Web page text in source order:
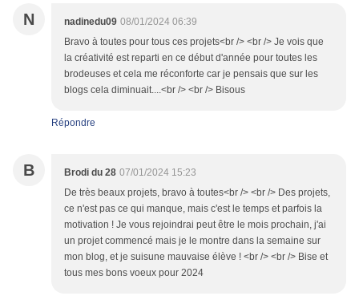
N nadinedu09 08/01/2024 06:39
Bravo à toutes pour tous ces projets<br /> <br /> Je vois que
la créativité est reparti en ce début d'année pour toutes les
brodeuses et cela me réconforte car je pensais que sur les
blogs cela diminuait....<br /> <br /> Bisous
Répondre
B Brodi du 28 07/01/2024 15:23
De très beaux projets, bravo à toutes<br /> <br /> Des projets,
ce n'est pas ce qui manque, mais c'est le temps et parfois la
motivation ! Je vous rejoindrai peut être le mois prochain, j'ai
un projet commencé mais je le montre dans la semaine sur
mon blog, et je suisune mauvaise élève ! <br /> <br /> Bise et
tous mes bons voeux pour 2024